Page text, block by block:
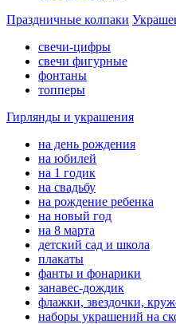
Праздничные колпаки
свечи-цифры
свечи фигурные
фонтаны
топперы
Гирлянды и украшения
на день рождения
на юбилей
на 1 годик
на свадьбу
на рождение ребенка
на новый год
на 8 марта
детский сад и школа
плакаты
фанты и фонарики
занавес-дождик
флажки, звездочки,
наборы украшений на